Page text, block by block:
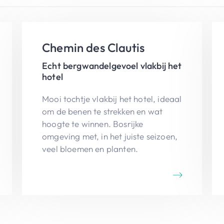
Chemin des Clautis
Echt bergwandelgevoel vlakbij het
hotel
Mooi tochtje vlakbij het hotel, ideaal
om de benen te strekken en wat
hoogte te winnen. Bosrijke
omgeving met, in het juiste seizoen,
veel bloemen en planten.